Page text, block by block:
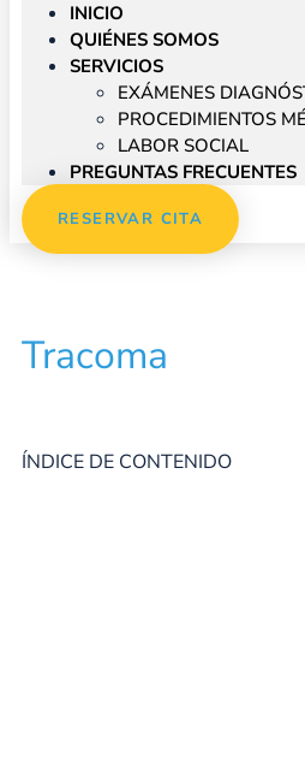
INICIO
QUIÉNES SOMOS
SERVICIOS
EXÁMENES
PROCEDIMIENTOS
LABOR SOCIAL
PREGUNTAS FRECUENTES
RESERVAR CITA
Tracoma
ÍNDICE DE CONTENIDO